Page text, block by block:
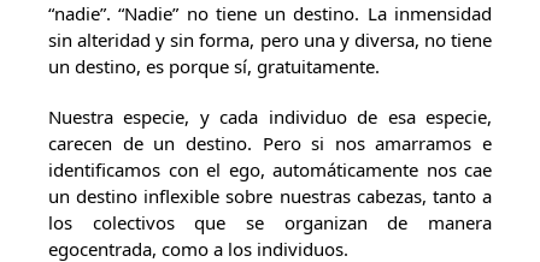
“nadie”. “Nadie” no tiene un destino. La inmensidad
sin alteridad y sin forma, pero una y diversa, no tiene
un destino, es porque sí, gratuitamente.
Nuestra especie, y cada individuo de esa especie,
carecen de un destino. Pero si nos amarramos e
identificamos con el ego, automáticamente nos cae
un destino inflexible sobre nuestras cabezas, tanto a
los colectivos que se organizan de manera
egocentrada, como a los individuos.